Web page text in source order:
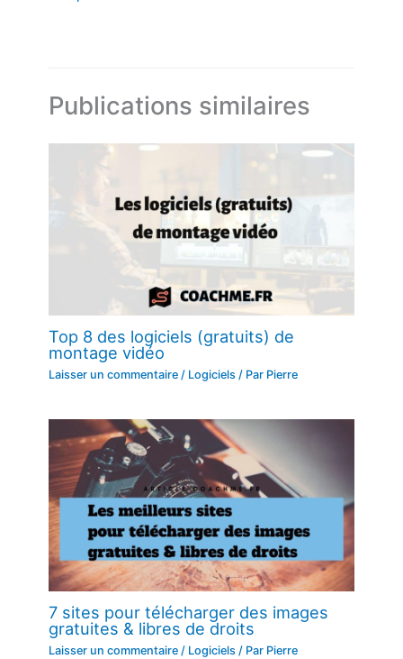
Publications similaires
Top 8 des logiciels (gratuits) de
montage vidéo
Laisser un commentaire / Logiciels / Par Pierre
7 sites pour télécharger des images
gratuites & libres de droits
Laisser un commentaire / Logiciels / Par Pierre